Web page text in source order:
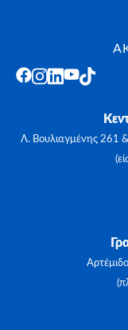
Λ. Βουλιαγμένης